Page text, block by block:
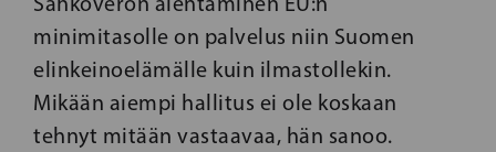
minimitasolle on palvelus niin Suomen
elinkeinoelämälle kuin ilmastollekin.
Mikään aiempi hallitus ei ole koskaan
tehnyt mitään vastaavaa, hän sanoo.